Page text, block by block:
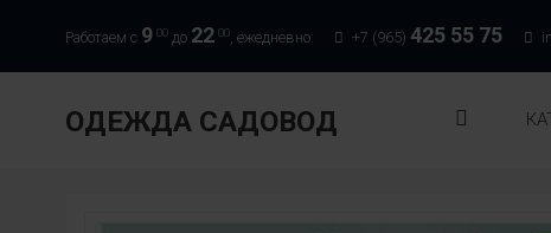
Работаем с 9 00 до 22 00, ежедневно: +7 (965) 425 55 75
ОДЕЖДА САДОВОД